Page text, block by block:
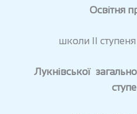
Освітня
школи II ступеня
Лукнівської